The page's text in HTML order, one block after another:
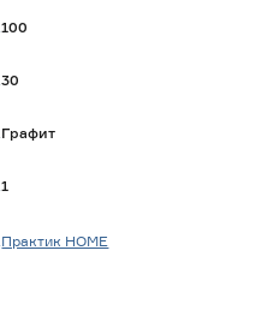
100
30
Графит
1
Практик HOME